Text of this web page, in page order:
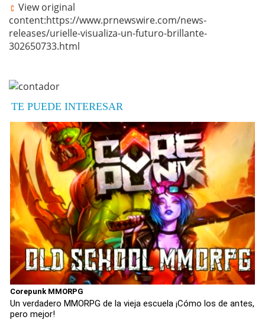
View original
content:https://www.prnewswire.com/news-
releases/urielle-visualiza-un-futuro-brillante-
302650733.html
TE PUEDE INTERESAR
Corepunk MMORPG
Un verdadero MMORPG de la vieja escuela ¡Cómo los de antes,
pero mejor!